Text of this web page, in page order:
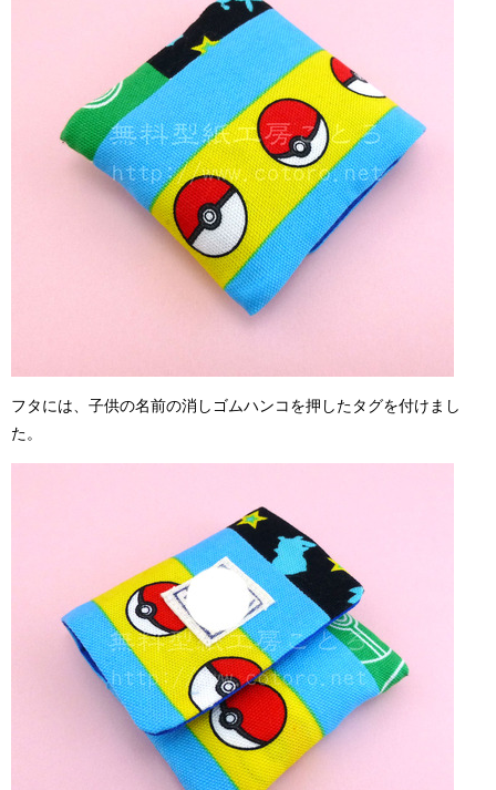
フタには、子供の名前の消しゴムハンコを押したタグを付けまし
た。